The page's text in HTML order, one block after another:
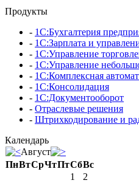
Продукты
- 1С:Бухгалтерия
- 1С:Зарплата и
- 1С:Управление
- 1С:Управление
- 1С:Комплексная
- 1С:Консолидация
- 1С:Документооборот
- Отраслевые решения
- Штрихкодирование и
Календарь
Август
ПнВтСрЧтПтСбВс
1
2